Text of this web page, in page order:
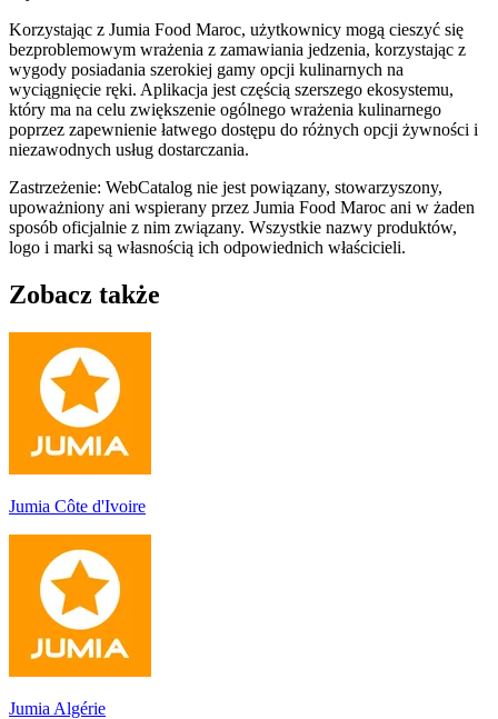
Korzystając z Jumia Food Maroc, użytkownicy mogą cieszyć się
bezproblemowym wrażenia z zamawiania jedzenia, korzystając z
wygody posiadania szerokiej gamy opcji kulinarnych na
wyciągnięcie ręki. Aplikacja jest częścią szerszego ekosystemu,
który ma na celu zwiększenie ogólnego wrażenia kulinarnego
poprzez zapewnienie łatwego dostępu do różnych opcji żywności i
niezawodnych usług dostarczania.
Zastrzeżenie: WebCatalog nie jest powiązany, stowarzyszony,
upoważniony ani wspierany przez Jumia Food Maroc ani w żaden
sposób oficjalnie z nim związany. Wszystkie nazwy produktów,
logo i marki są własnością ich odpowiednich właścicieli.
Zobacz także
Jumia Côte d'Ivoire
Jumia Algérie